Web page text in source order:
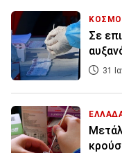
Σε
31